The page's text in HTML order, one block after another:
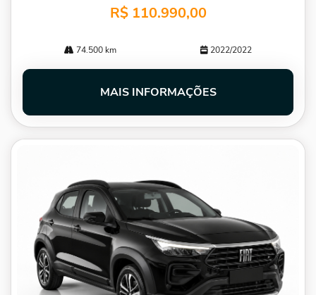
R$ 110.990,00
74.500 km 2022/2022
MAIS INFORMAÇÕES